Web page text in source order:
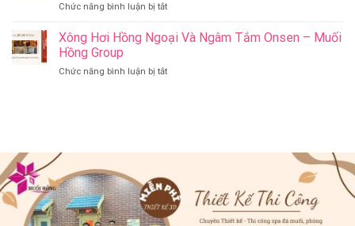
Muối
Muối
Group
Spa
Liệu
Onsen
Group
Chức năng bình luận bị tắtở
Đá
Muối
Ngoại
JjimJilBang
Muối
Hồng
Group
Xông Hơi Hồng Ngoại Và Ngâm Tắm Onsen – Muối
Hồng Group
Chức năng bình luận bị tắtở
Ngâm
Onsen
–
Muối
Hồng